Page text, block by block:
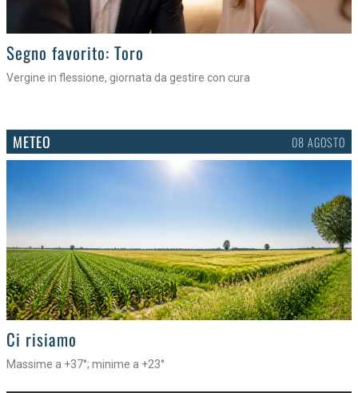
>
Segno favorito: Toro
Vergine in flessione, giornata da gestire con cura
METEO 08 AGOSTO
>
Ci risiamo
Massime a +37°; minime a +23°